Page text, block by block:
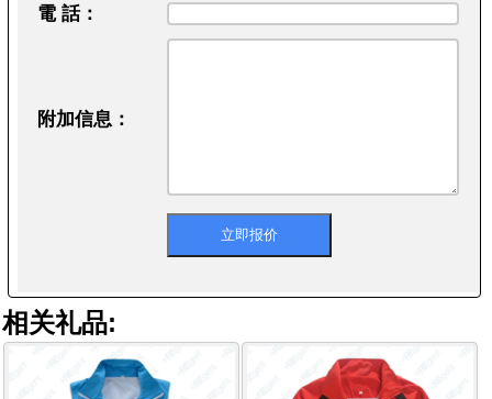
電 話：
附加信息：
相关礼品: